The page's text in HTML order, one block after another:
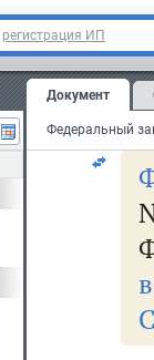
регистрация ИП
Документ